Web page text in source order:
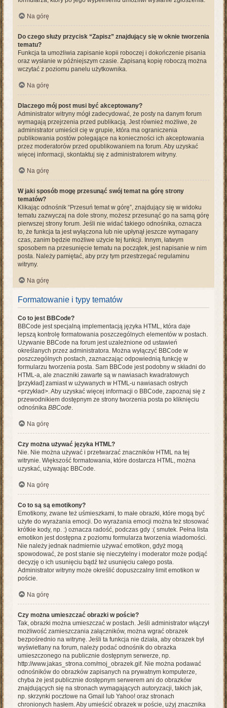
Na górę
Do czego służy przycisk “Zapisz” znajdujący się w oknie tworzenia
tematu?
Funkcja ta umożliwia zapisanie kopii roboczej i dokończenie pisania
oraz wysłanie w późniejszym czasie. Zapisaną kopię roboczą można
wczytać z poziomu panelu użytkownika.
Na górę
Dlaczego mój post musi być akceptowany?
Administrator witryny mógł zadecydować, że posty na danym forum
wymagają przejrzenia przed publikacją. Jest również możliwe, że
administrator umieścił cię w grupie, która ma ograniczenia
publikowania postów polegające na konieczności ich akceptowania
przez moderatorów przed opublikowaniem na forum. Aby uzyskać
więcej informacji, skontaktuj się z administratorem witryny.
Na górę
W jaki sposób mogę przesunąć swój temat na górę strony
tematów?
Klikając odnośnik “Przesuń temat w górę”, znajdujący się w widoku
tematu zazwyczaj na dole strony, możesz przesunąć go na samą górę
pierwszej strony forum. Jeśli nie widać takiego odnośnika, oznacza
to, że funkcja ta jest wyłączona lub nie upłynął jeszcze wymagany
czas, zanim będzie możliwe użycie tej funkcji. Innym, łatwym
sposobem na przesunięcie tematu na początek, jest napisanie w nim
posta. Należy pamiętać, aby przy tym przestrzegać regulaminu
witryny.
Na górę
Formatowanie i typy tematów
Co to jest BBCode?
BBCode jest specjalną implementacją języka HTML, która daje
lepszą kontrolę formatowania poszczególnych elementów w postach.
Używanie BBCode na forum jest uzależnione od ustawień
określanych przez administratora. Można wyłączyć BBCode w
poszczególnych postach, zaznaczając odpowiednią funkcję w
formularzu tworzenia posta. Sam BBCode jest podobny w składni do
HTML-a, ale znaczniki zawarte są w nawiasach kwadratowych
[przykład] zamiast w używanych w HTML-u nawiasach ostrych
<przykład>. Aby uzyskać więcej informacji o BBCode, zapoznaj się z
przewodnikiem dostępnym ze strony tworzenia posta po kliknięciu
odnośnika BBCode.
Na górę
Czy można używać języka HTML?
Nie. Nie można używać i przetwarzać znaczników HTML na tej
witrynie. Większość formatowania, które dostarcza HTML, można
uzyskać, używając BBCode.
Na górę
Co to są są emotikony?
Emotikony, zwane też uśmieszkami, to małe obrazki, które mogą być
użyte do wyrażania emocji. Do wyrażania emocji można też stosować
krótkie kody, np. :) oznacza radość, podczas gdy :( smutek. Pełna lista
emotikon jest dostępna z poziomu formularza tworzenia wiadomości.
Nie należy jednak nadmiernie używać emotikon, gdyż mogą
spowodować, że post stanie się nieczytelny i moderator może podjąć
decyzję o ich usunięciu bądź też usunięciu całego posta.
Administrator witryny może określić dopuszczalny limit emotikon w
poście.
Na górę
Czy można umieszczać obrazki w poście?
Tak, obrazki można umieszczać w postach. Jeśli administrator włączył
możliwość zamieszczania załączników, można wgrać obrazek
bezpośrednio na witrynę. Jeśli ta funkcja nie działa, aby obrazek był
wyświetlany na forum, należy podać odnośnik do obrazka
umieszczonego na publicznie dostępnym serwerze, np.
http://www.jakas_strona.com/moj_obrazek.gif. Nie można podawać
odnośników do obrazków zapisanych na prywatnym komputerze,
chyba że jest publicznie dostępnym serwerem ani do obrazków
znajdujących się na stronach wymagających autoryzacji, takich jak,
np. skrzynki pocztowe na Gmail lub Yahoo! oraz stronach
chronionych hasłem. Aby umieścić obrazek w poście, użyj znacznika